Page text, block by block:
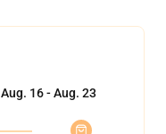
Aug. 16 - Aug. 23